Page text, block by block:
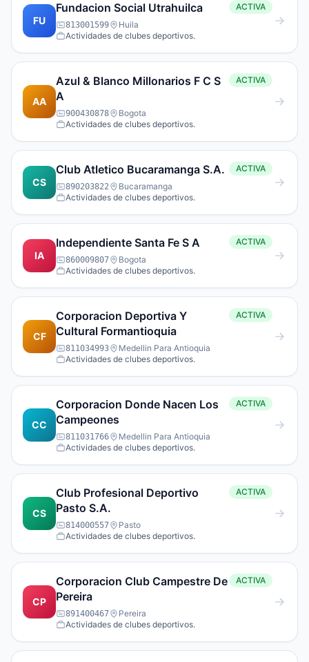
FU
Fundacion Social Utrahuilca ACTIVA
813001599
Huila
Actividades de clubes deportivos.
AA
Azul & Blanco Millonarios F C S
A
ACTIVA
900430878
Bogota
Actividades de clubes deportivos.
CS
Club Atletico Bucaramanga S.A. ACTIVA
890203822
Bucaramanga
Actividades de clubes deportivos.
IA
Independiente Santa Fe S A ACTIVA
860009807
Bogota
Actividades de clubes deportivos.
CF
Corporacion Deportiva Y
Cultural Formantioquia
ACTIVA
811034993
Medellin Para Antioquia
Actividades de clubes deportivos.
CC
Corporacion Donde Nacen Los
Campeones
ACTIVA
811031766
Medellin Para Antioquia
Actividades de clubes deportivos.
CS
Club Profesional Deportivo
Pasto S.A.
ACTIVA
814000557
Pasto
Actividades de clubes deportivos.
CP
Corporacion Club Campestre De
Pereira
ACTIVA
891400467
Pereira
Actividades de clubes deportivos.